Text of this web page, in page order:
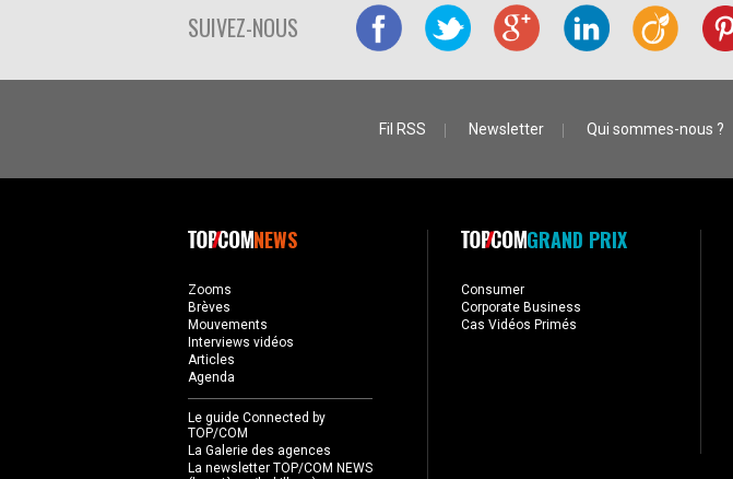
SUIVEZ-NOUS
Fil RSS Newsletter Qui sommes-nous ?
NEWS
Zooms
Brèves
Mouvements
Interviews vidéos
Articles
Agenda
Le guide Connected by
TOP/COM
La Galerie des agences
La newsletter TOP/COM NEWS
GRAND PRIX
Consumer
Corporate Business
Cas Vidéos Primés